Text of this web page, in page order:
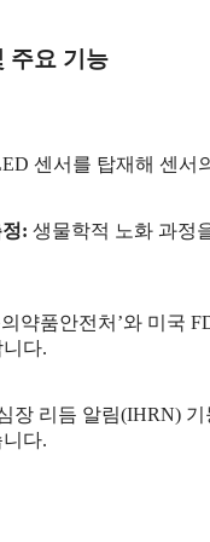
주요 기능
센서를 탑재해 센서
: 생물학적 노화 과정
약품안전처’와 미국
다.
장 리듬 알림(IHRN)
다.